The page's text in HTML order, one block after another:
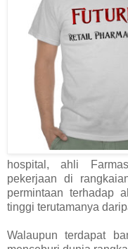
hospital, ahli
pekerjaan di
permintaan terhadap
tinggi terutamanya
Walaupun terdapat